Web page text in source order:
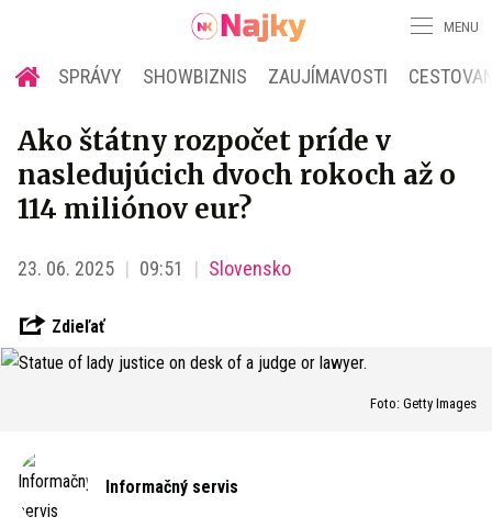
MENU
SPRÁVY SHOWBIZNIS ZAUJÍMAVOSTI
Ako štátny rozpočet príde v
nasledujúcich dvoch rokoch až o
114 miliónov eur?
23. 06. 2025 09:51 Slovensko
Zdieľať
Foto: Getty Images
Informačný servis